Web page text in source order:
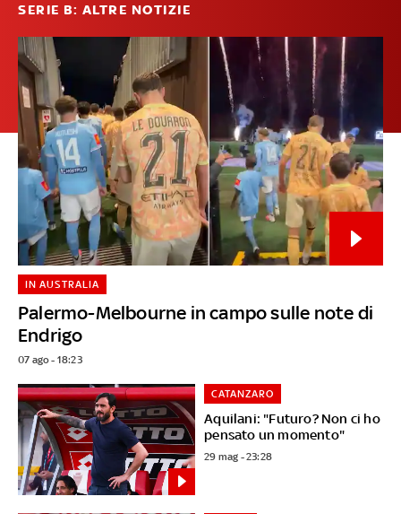
SERIE B: ALTRE NOTIZIE
Palermo-Melbourne in campo sulle note di
Endrigo
IN AUSTRALIA
07 ago - 18:23
Aquilani: "Futuro? Non ci ho
pensato un momento"
CATANZARO
29 mag - 23:28